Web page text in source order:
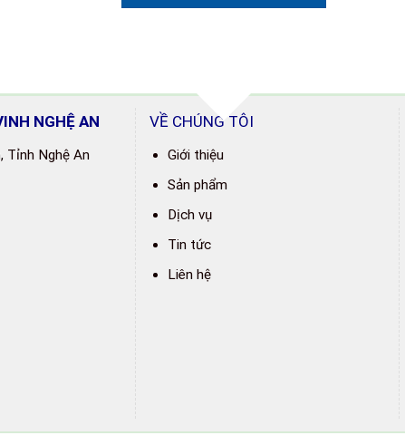
NGHỆ AN
Tỉnh Nghệ An
VỀ CHÚNG TÔI
Giới thiệu
Sản phẩm
Dịch vụ
Tin tức
Liên hệ